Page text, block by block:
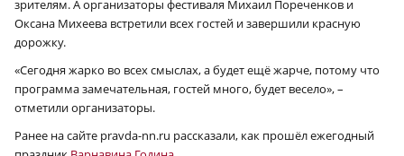
зрителям. А организаторы фестиваля Михаил Пореченков и
Оксана Михеева встретили всех гостей и завершили красную
дорожку.
«Сегодня жарко во всех смыслах, а будет ещё жарче, потому что
программа замечательная, гостей много, будет весело», –
отметили организаторы.
Ранее на сайте pravda-nn.ru рассказали, как прошёл ежегодный